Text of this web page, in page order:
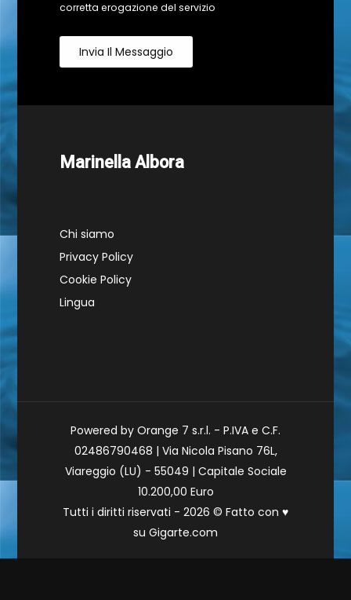
corretta erogazione del servizio
Invia Il Messaggio
Marinella Albora
Chi siamo
Privacy Policy
Cookie Policy
Lingua
Powered by Orange 7 s.r.l. - P.IVA e C.F.
02486790468 | Via Nicola Pisano 76L,
Viareggio (LU) - 55049 | Capitale Sociale
10.200,00 Euro
Tutti i diritti riservati - 2026 © Fatto con ♥
su Gigarte.com